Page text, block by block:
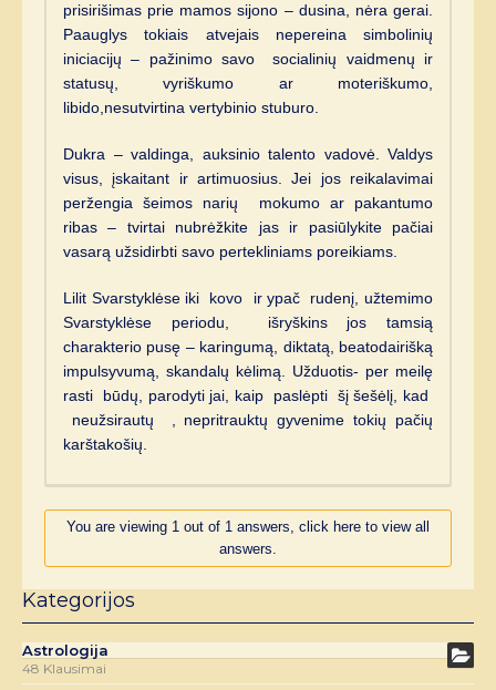
prisirišimas prie mamos sijono – dusina, nėra gerai.
Paauglys tokiais atvejais nepereina simbolinių
iniciacijų – pažinimo savo socialinių vaidmenų ir
statusų, vyriškumo ar moteriškumo,
libido,nesutvirtina vertybinio stuburo.
Dukra – valdinga, auksinio talento vadovė. Valdys
visus, įskaitant ir artimuosius. Jei jos reikalavimai
peržengia šeimos narių mokumo ar pakantumo
ribas – tvirtai nubrėžkite jas ir pasiūlykite pačiai
vasarą užsidirbti savo pertekliniams poreikiams.
Lilit Svarstyklėse iki kovo ir ypač rudenį, užtemimo
Svarstyklėse periodu, išryškins jos tamsią
charakterio pusę – karingumą, diktatą, beatodairišką
impulsyvumą, skandalų kėlimą. Užduotis- per meilę
rasti būdų, parodyti jai, kaip paslėpti šį šešėlį, kad
neužsirautų , nepritrauktų gyvenime tokių pačių
karštakošių.
You are viewing 1 out of 1 answers, click here to view all
answers.
Kategorijos
Astrologija
48 Klausimai